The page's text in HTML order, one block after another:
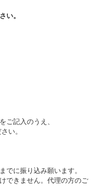
い。
ご記入のうえ、
い。
でに振り込み願います。
できません。代理の方のご